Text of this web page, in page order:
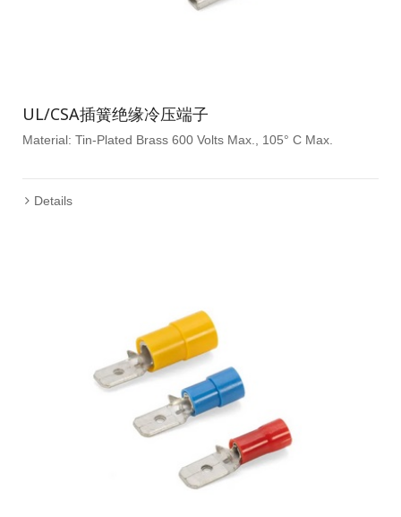
UL/CSA插簧绝缘冷压端子
Material: Tin-Plated Brass 600 Volts Max., 105° C Max.
Details